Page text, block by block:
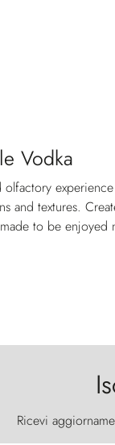
Vodka
olfactory
and textures.
to be enjoyed
Ricevi